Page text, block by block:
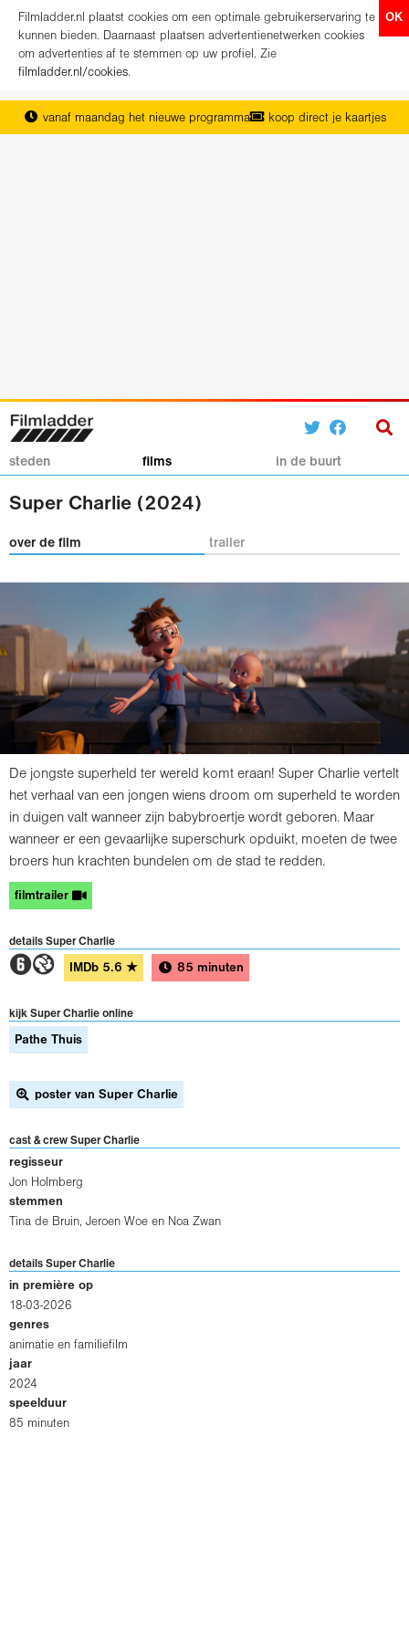
OK
Filmladder.nl plaatst cookies om een optimale gebruikerservaring te
kunnen bieden. Daarnaast plaatsen advertentienetwerken cookies
om advertenties af te stemmen op uw profiel. Zie
filmladder.nl/cookies.
vanaf maandag het nieuwe programma
koop direct je kaartjes
het complete overzicht van Nederland
steden films in de buurt
Super Charlie (2024)
over de film trailer
De jongste superheld ter wereld komt eraan! Super Charlie vertelt
het verhaal van een jongen wiens droom om superheld te worden
in duigen valt wanneer zijn babybroertje wordt geboren. Maar
wanneer er een gevaarlijke superschurk opduikt, moeten de twee
broers hun krachten bundelen om de stad te redden.
filmtrailer
details Super Charlie
2G IMDb 5.6 ★ 85 minuten
kijk Super Charlie online
Pathe Thuis
poster van Super Charlie
cast & crew Super Charlie
regisseur
Jon Holmberg
stemmen
Tina de Bruin, Jeroen Woe en Noa Zwan
details Super Charlie
in première op
18-03-2026
genres
animatie en familiefilm
jaar
2024
speelduur
85 minuten